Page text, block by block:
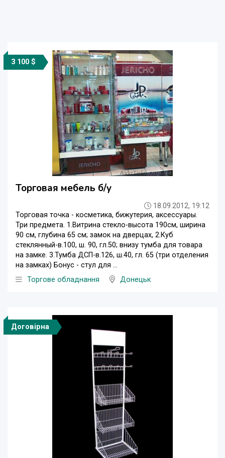
3 100 $
Торговая мебель б/у
18.09.2012, 19:12
Торговая точка - косметика, бижутерия, аксессуары.
Три предмета. 1.Витрина стекло-высота 190см, ширина
90 см, глубина 65 см; замок на дверцах, 2.Куб
стеклянный-в.100, ш. 90, гл.50; внизу тумба для товара
на замке. 3.Тумба ДСП-в.126, ш.40, гл. 65 (три отделения
на замках) Бонус - стул для ...
Торгове обладнання
Донецьк
Договірна